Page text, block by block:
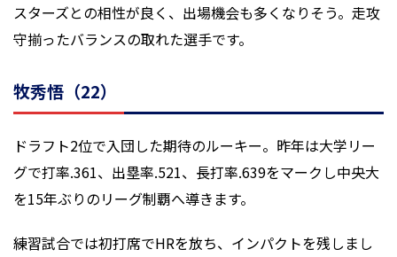
スターズとの相性が良く、出場機会も多くなりそう。走攻
守揃ったバランスの取れた選手です。
牧秀悟（22）
ドラフト2位で入団した期待のルーキー。昨年は大学リー
グで打率.361、出塁率.521、長打率.639をマークし中央大
を15年ぶりのリーグ制覇へ導きます。
練習試合では初打席でHRを放ち、インパクトを残しまし